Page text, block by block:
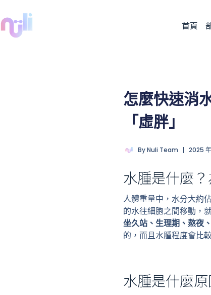
首頁
怎麼快速消
「虛胖」
ByNuli Team 2025 年
水腫是什麼
人體重量中，水分大約
的水往細胞之間移動，
坐久站、生理期、熬夜
的，而且水腫程度會比
水腫是什麼